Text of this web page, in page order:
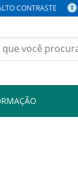
CONTRASTE